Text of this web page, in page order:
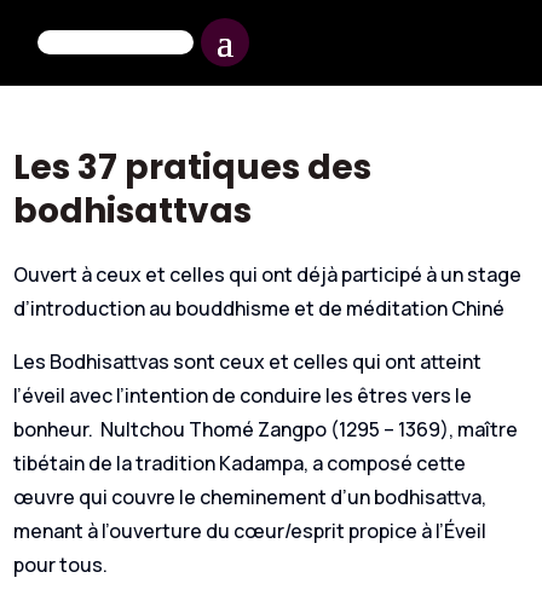
Les 37 pratiques des
bodhisattvas
Ouvert à ceux et celles qui ont déjà participé à un stage
d’introduction au bouddhisme et de méditation Chiné
Les Bodhisattvas sont ceux et celles qui ont atteint
l’éveil avec l’intention de conduire les êtres vers le
bonheur. Nultchou Thomé Zangpo (1295 – 1369), maître
tibétain de la tradition Kadampa, a composé cette
œuvre qui couvre le cheminement d’un bodhisattva,
menant à l’ouverture du cœur/esprit propice à l’Éveil
pour tous.